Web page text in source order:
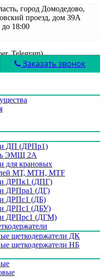
город Домодедово,
проезд, дом 39А
18:00
Telegram)
Заказать звонок
ДП (ДРПр1)
ЭМЩ 2А
для крановых
МТ, МТН, МТF
ДРПк1 (ДПГ)
ДРПра1 (ДГ)
ДРПс1 (ДБ)
ДРПс1 (ДБУ)
ДРПрс1 (ДГМ)
щеткодержатели ДК
щеткодержатели НБ